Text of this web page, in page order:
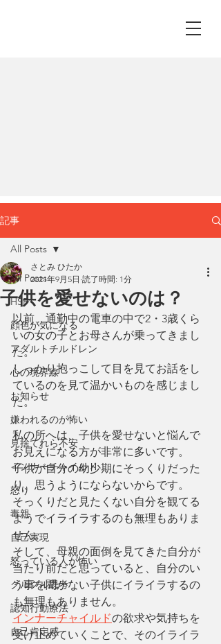
記事
All Posts
HSP
顔色が気になる
アダルトチルドレン
心の境界線
お知らせ
嫌われるのが怖い
見捨てれら不安
インナーチャイルド
怒り
毒親
自己実現
怒っている人が怖い
グルグル思考
認知行動療法
自己肯定感
All Posts
子供を愛せないのは？
さとみ ひたか
2021年9月5日 読了時間: 1分
以前、通勤中の電車の中で2・3歳くら
いの女の子とお母さんが乗ってきまし
た。
しっかり抱っこして目を見てお話をし
ているのを見て温かいものを感じまし
た。
私の所へは、子供を愛せないと悩んで
お見えになる方が非常に多いです。
子供が自分の幼少期にそっくりだった
り、思うようにならないからです。
そっくりだと見たくない自分を観てる
ようでイライラするのも無理もありま
せん。
そして、母親の面倒を見てきた自分が
当たり前だと思っていると、自分のい
う事を聞かない子供にイライラするの
も無理もありません。
インナーチャイルドの欲求や気持ちを
受け止めていくことで、そのイライラ